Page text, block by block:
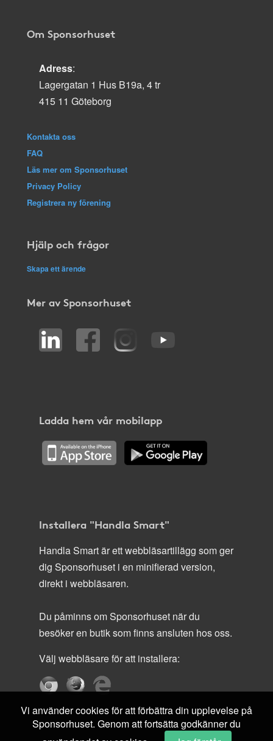
Om Sponsorhuset
Adress:
Lagergatan 1 Hus B19a, 4 tr
415 11 Göteborg
Kontakta oss
FAQ
Läs mer om Sponsorhuset
Privacy Policy
Registrera ny förening
Hjälp och frågor
Skapa ett ärende
Mer av Sponsorhuset
Ladda hem vår mobilapp
Installera "Handla Smart"
Handla Smart är ett webbläsartillägg som ger
dig Sponsorhuset i en minifierad version,
direkt i webbläsaren.
Du påminns om Sponsorhuset när du
besöker en butik som finns ansluten hos oss.
Välj webbläsare för att installera:
Vi använder cookies för att förbättra din upplevelse på
Sponsorhuset. Genom att fortsätta godkänner du